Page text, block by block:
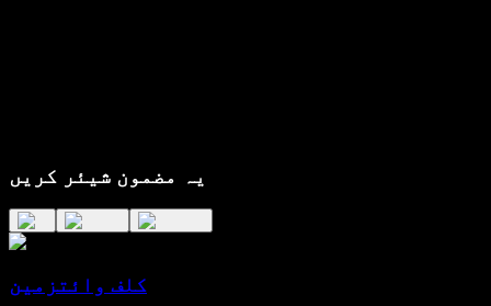
یہ مضمون شیئر کریں
کلف وائتزمین